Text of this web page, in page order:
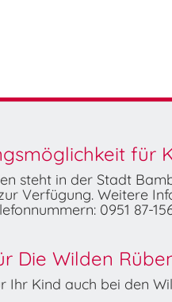
für
steht in der Stadt
Verfügung. Weitere
0951 87-
Die Wilden
Ihr Kind auch bei den